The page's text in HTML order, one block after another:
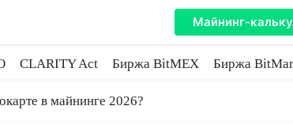
Майнинг-
CLARITY Act Биржа BitMEX Биржа
в майнинге 2026?